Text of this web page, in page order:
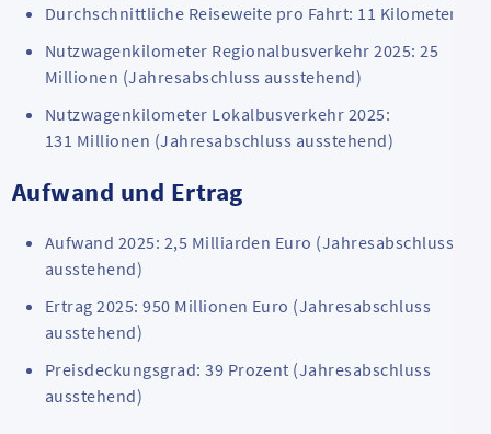
Durchschnittliche Reiseweite pro Fahrt: 11 Kilometer
Nutzwagenkilometer Regionalbusverkehr 2025: 25
Millionen (Jahresabschluss ausstehend)
Nutzwagenkilometer Lokalbusverkehr 2025:
131 Millionen (Jahresabschluss ausstehend)
Aufwand und Ertrag
Aufwand 2025: 2,5 Milliarden Euro (Jahresabschluss
ausstehend)
Ertrag 2025: 950 Millionen Euro (Jahresabschluss
ausstehend)
Preisdeckungsgrad: 39 Prozent (Jahresabschluss
ausstehend)